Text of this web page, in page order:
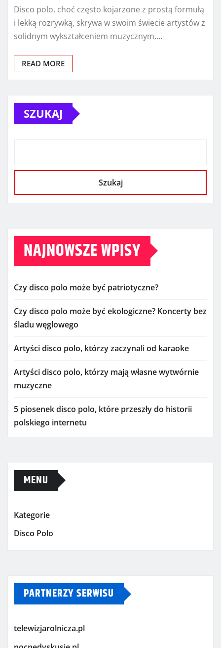
Disco polo, choć często kojarzone z prostą formułą
i lekką rozrywką, skrywa w swoim świecie artystów z
solidnym wykształceniem muzycznym.…
READ MORE
SZUKAJ
Szukaj
NAJNOWSZE WPISY
Czy disco polo może być patriotyczne?
Czy disco polo może być ekologiczne? Koncerty bez
śladu węglowego
Artyści disco polo, którzy zaczynali od karaoke
Artyści disco polo, którzy mają własne wytwórnie
muzyczne
5 piosenek disco polo, które przeszły do historii
polskiego internetu
MENU
Kategorie
Disco Polo
PARTNERZY SERWISU
telewizjarolnicza.pl